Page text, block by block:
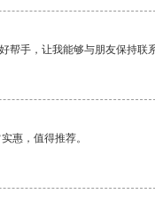
帮手，让我能够与朋友保持联
惠，值得推荐。